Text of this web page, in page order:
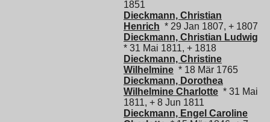
1851
Dieckmann, Christian
Henrich * 29 Jan 1807, + 1807
Dieckmann, Christian Ludwig
* 31 Mai 1811, + 1818
Dieckmann, Christine
Wilhelmine * 18 Mär 1765
Dieckmann, Dorothea
Wilhelmine Charlotte * 31 Mai
1811, + 8 Jun 1811
Dieckmann, Engel Caroline